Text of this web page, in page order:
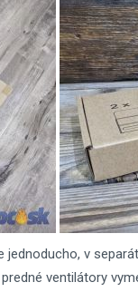
v
ventilátory